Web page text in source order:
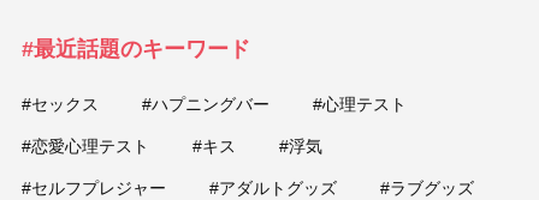
#最近話題のキーワード
#セックス #ハプニングバー #心理テスト
#恋愛心理テスト #キス #浮気
#セルフプレジャー #アダルトグッズ #ラブグッズ